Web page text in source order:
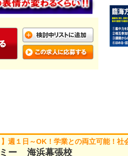
】週１日～OK！学業との両立可能！
ー 海浜幕張校